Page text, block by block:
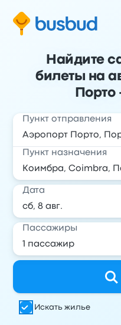
Найдите
билеты на
Порто
Пункт отправления
Пункт назначения
Дата
Пассажиры
Искать жилье